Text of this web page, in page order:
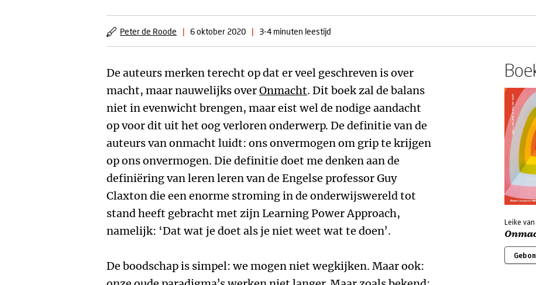
Peter de Roode | 6 oktober 2020 | 3-4 minuten leestijd
De auteurs merken terecht op dat er veel geschreven is over
macht, maar nauwelijks overOnmacht. Dit boek zal de balans
niet in evenwicht brengen, maar eist wel de nodige aandacht
op voor dit uit het oog verloren onderwerp. De definitie van de
auteurs van onmacht luidt: ons onvermogen om grip te krijgen
op ons onvermogen. Die definitie doet me denken aan de
definiëring van leren leren van de Engelse professor Guy
Claxton die een enorme stroming in de onderwijswereld tot
stand heeft gebracht met zijn Learning Power Approach,
namelijk: ‘Dat wat je doet als je niet weet wat te doen’.
De boodschap is simpel: we mogen niet wegkijken. Maar ook:
Leike